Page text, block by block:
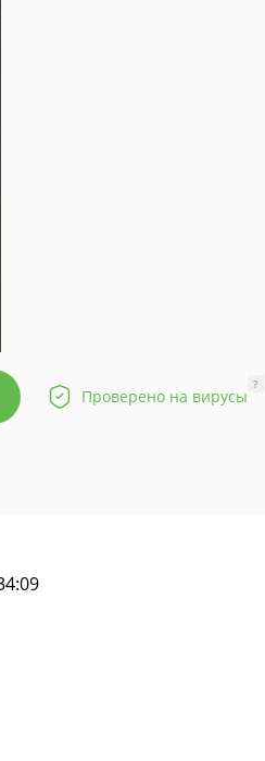
Проверено на вирусы
?